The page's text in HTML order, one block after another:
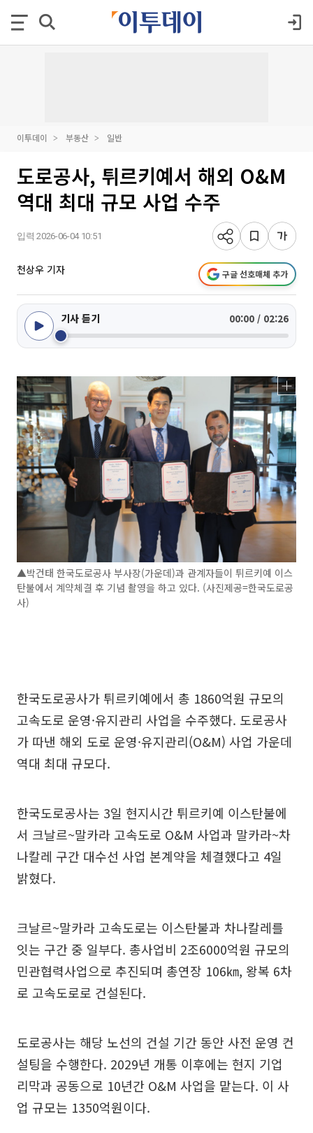
이투데이 부동산 일반
도로공사, 튀르키예서 해외 O&M
역대 최대 규모 사업 수주
입력 2026-06-04 10:51
천상우 기자 구글 선호매체 추가
기사 듣기 00:00 / 02:26
▲박건태 한국도로공사 부사장(가운데)과 관계자들이 튀르키예 이스
탄불에서 계약체결 후 기념 촬영을 하고 있다. (사진제공=한국도로공
사)
한국도로공사가 튀르키예에서 총 1860억원 규모의
고속도로 운영·유지관리 사업을 수주했다. 도로공사
가 따낸 해외 도로 운영·유지관리(O&M) 사업 가운데
역대 최대 규모다.
한국도로공사는 3일 현지시간 튀르키예 이스탄불에
서 크날르~말카라 고속도로 O&M 사업과 말카라~차
나칼레 구간 대수선 사업 본계약을 체결했다고 4일
밝혔다.
크날르~말카라 고속도로는 이스탄불과 차나칼레를
잇는 구간 중 일부다. 총사업비 2조6000억원 규모의
민관협력사업으로 추진되며 총연장 106㎞, 왕복 6차
로 고속도로로 건설된다.
도로공사는 해당 노선의 건설 기간 동안 사전 운영 컨
설팅을 수행한다. 2029년 개통 이후에는 현지 기업
리막과 공동으로 10년간 O&M 사업을 맡는다. 이 사
업 규모는 1350억원이다.